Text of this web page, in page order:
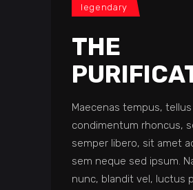
legendary
THE
Maecenas tempus,
condimentum rhoncus,
semper libero, sit amet
sem neque sed ipsum.
nunc, blandit vel, luctus